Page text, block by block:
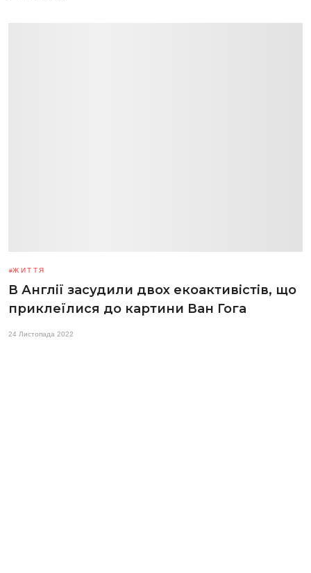
ЖИТТЯ
В Англії засудили двох екоактивістів, що
приклеїлися до картини Ван Гога
24 Листопада 2022